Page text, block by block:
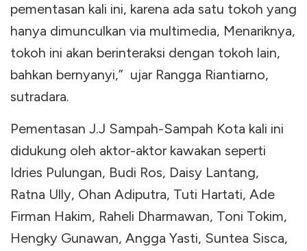
pementasan kali ini, karena ada satu tokoh yang
hanya dimunculkan via multimedia, Menariknya,
tokoh ini akan berinteraksi dengan tokoh lain,
bahkan bernyanyi,” ujar Rangga Riantiarno,
sutradara.
Pementasan J.J Sampah-Sampah Kota kali ini
didukung oleh aktor-aktor kawakan seperti
Idries Pulungan, Budi Ros, Daisy Lantang,
Ratna Ully, Ohan Adiputra, Tuti Hartati, Ade
Firman Hakim, Raheli Dharmawan, Toni Tokim,
Hengky Gunawan, Angga Yasti, Suntea Sisca,